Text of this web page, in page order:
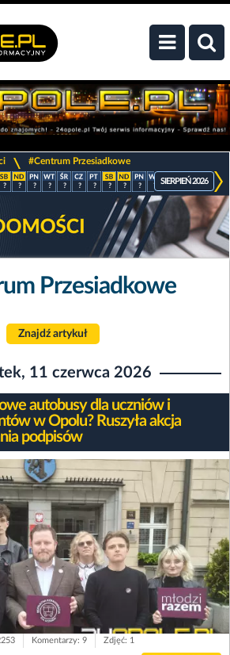
#Centrum Przesiadkowe
? ? ? ? ? ? ? ? ? ? ? ? ? ?
SIERPIEŃ 2026
Przesiadkowe
Znajdź artykuł
11 czerwca 2026
autobusy dla uczniów i
w Opolu? Ruszyła akcja
podpisów
Komentarzy: 9 Zdjęć: 1